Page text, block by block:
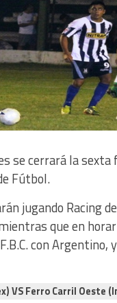
se cerrará la sexta
Fútbol.
jugando Racing
que en
con Argentino,
VS Ferro Carril Oeste